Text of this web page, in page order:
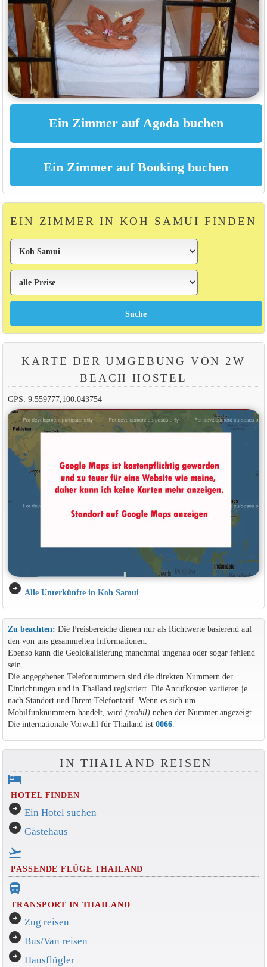
EIN ZIMMER IN KOH SAMUI FINDEN
KARTE DER UMGEBUNG VON 2W
BEACH HOSTEL
GPS: 9.559777,100.043754
arrow_circle_right Alle Unterkünfte in Koh Samui
Zu beachten: Die Preisbereiche dienen nur als Richtwerte basierend auf
den von uns gesammelten Informationen.
Ebenso kann die Geolokalisierung manchmal ungenau oder sogar fehlend
sein.
Die angegebenen Telefonnummern sind die direkten Nummern der
Einrichtungen und in Thailand registriert. Die Anrufkosten variieren je
nach Standort und Ihrem Telefontarif. Wenn es sich um
Mobilfunknummern handelt, wird (mobil)neben der Nummer angezeigt.
Die internationale Vorwahl für Thailand ist 0066.
IN THAILAND REISEN
hotel
HOTEL FINDEN
arrow_circle_right Ein Hotel suchen
arrow_circle_right Gästehaus
flight_takeoff
PASSENDE FLÜGE THAILAND
directions_bus_filled
TRANSPORT IN THAILAND
arrow_circle_right Zug reisen
arrow_circle_right Bus/Van reisen
arrow_circle_right Hausflügler